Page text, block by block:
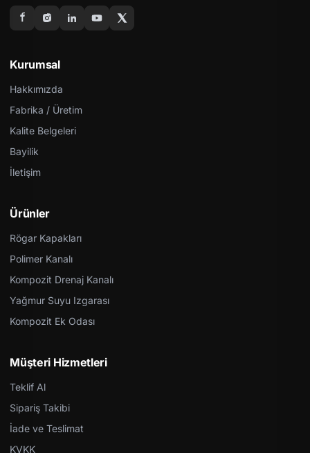
Kurumsal
Hakkımızda
Fabrika / Üretim
Kalite Belgeleri
Bayilik
İletişim
Ürünler
Rögar Kapakları
Polimer Kanalı
Kompozit Drenaj Kanalı
Yağmur Suyu Izgarası
Kompozit Ek Odası
Müşteri Hizmetleri
Teklif Al
Sipariş Takibi
İade ve Teslimat
KVKK